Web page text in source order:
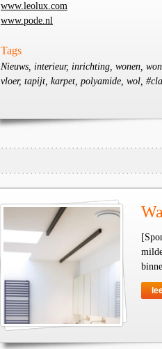
www.leolux.com
www.pode.nl
Tags
Nieuws, interieur, inrichting, wonen,
vloer, tapijt, karpet, polyamide, wol,